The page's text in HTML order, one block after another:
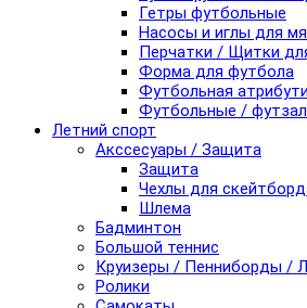
Гетры футбольные
Насосы и иглы для
Перчатки / Щитки
Форма для футбола
Футбольная
Футбольные /
Летний спорт
Акссесуары / Защита
Защита
Чехлы для
Шлема
Бадминтон
Большой теннис
Круизеры / Пенниборды /
Ролики